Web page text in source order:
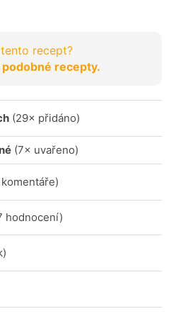
recept?
recepty.
(29× přidáno)
(7× uvařeno)
hodnocení)